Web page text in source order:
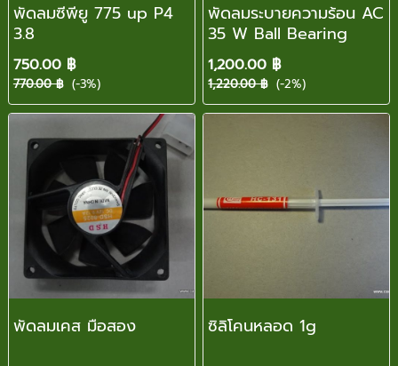
พัดลมซีพียู 775 up P4
3.8
750.00 ฿
770.00 ฿ (-3%)
พัดลมระบายความร้อน AC
35 W Ball Bearing
1,200.00 ฿
1,220.00 ฿ (-2%)
พัดลมเคส มือสอง ซิลิโคนหลอด 1g